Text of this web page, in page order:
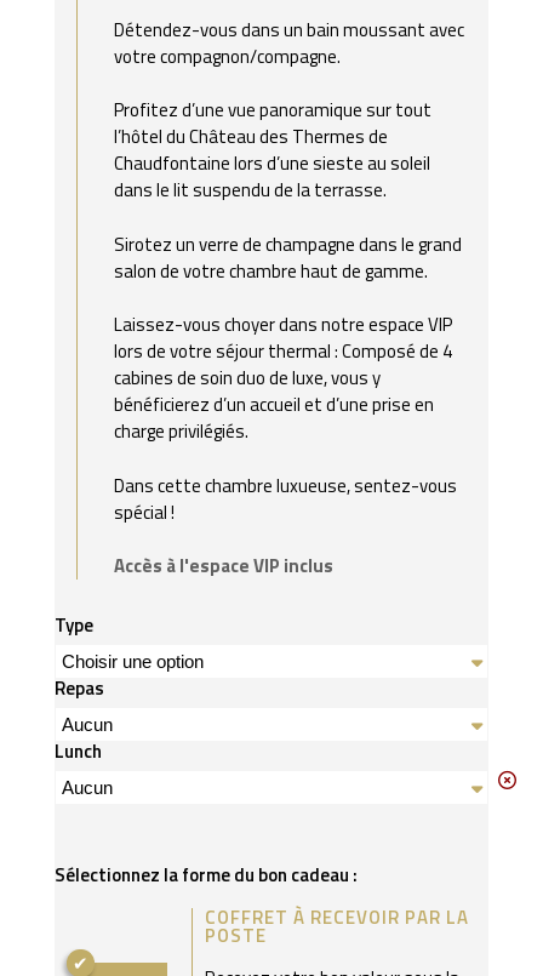
Détendez-vous dans un bain moussant avec
votre compagnon/compagne.
Profitez d’une vue panoramique sur tout
l’hôtel du Château des Thermes de
Chaudfontaine lors d’une sieste au soleil
dans le lit suspendu de la terrasse.
Sirotez un verre de champagne dans le grand
salon de votre chambre haut de gamme.
Laissez-vous choyer dans notre espace VIP
lors de votre séjour thermal : Composé de 4
cabines de soin duo de luxe, vous y
bénéficierez d’un accueil et d’une prise en
charge privilégiés.
Dans cette chambre luxueuse, sentez-vous
spécial !
Accès à l'espace VIP inclus
Type
Repas
Lunch
Sélectionnez la forme du bon cadeau :
COFFRET À RECEVOIR PAR LA
POSTE